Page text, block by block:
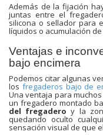
Además de la fijación
juntas entre el
silicona o sellador para
líquidos o acumulación
Ventajas e
bajo encimera
Podemos citar algunas
los fregaderos bajo de
Una ventaja para
un fregadero montado
del fregadero y la
quedando oculto
sensación visual de que